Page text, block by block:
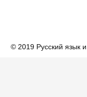
© 2019 Русский язык